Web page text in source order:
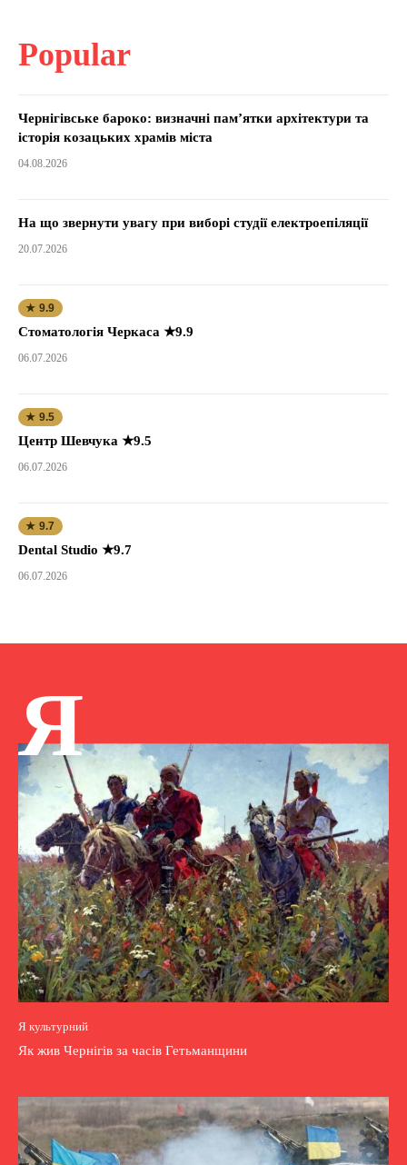
Popular
Чернігівське бароко: визначні пам’ятки архітектури та
історія козацьких храмів міста
04.08.2026
На що звернути увагу при виборі студії електроепіляції
20.07.2026
★ 9.9
Стоматологія Черкаса ★9.9
06.07.2026
★ 9.5
Центр Шевчука ★9.5
06.07.2026
★ 9.7
Dental Studio ★9.7
06.07.2026
Я
Я культурний
Як жив Чернігів за часів Гетьманщини